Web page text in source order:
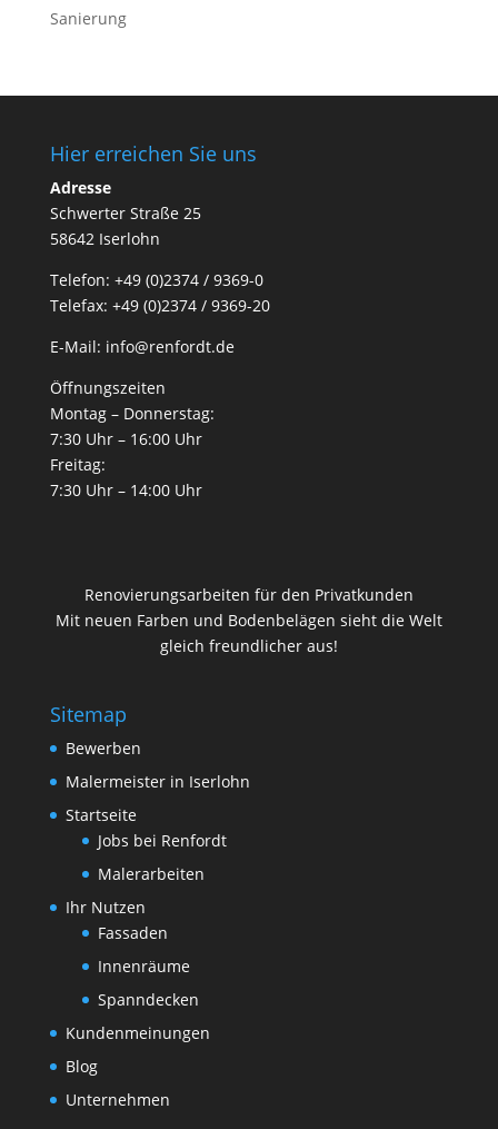
Sanierung
Hier erreichen Sie uns
Adresse
Schwerter Straße 25
58642 Iserlohn
Telefon: +49 (0)2374 / 9369-0
Telefax: +49 (0)2374 / 9369-20
E-Mail: info@renfordt.de
Öffnungszeiten
Montag – Donnerstag:
7:30 Uhr – 16:00 Uhr
Freitag:
7:30 Uhr – 14:00 Uhr
Renovierungsarbeiten für den Privatkunden
Mit neuen Farben und Bodenbelägen sieht die Welt
gleich freundlicher aus!
Sitemap
Bewerben
Malermeister in Iserlohn
Startseite
Jobs bei Renfordt
Malerarbeiten
Ihr Nutzen
Fassaden
Innenräume
Spanndecken
Kundenmeinungen
Blog
Unternehmen